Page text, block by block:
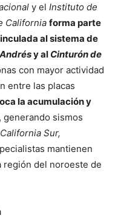
y el Instituto de
California forma parte
al sistema de
y al Cinturón de
con mayor actividad
entre las placas
la acumulación y
, generando sismos
Sur,
mantienen
región del noroeste de